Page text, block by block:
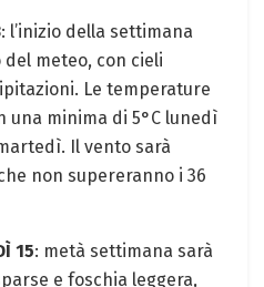
: l’inizio della settimana
meteo, con cieli
Le temperature
una minima di 5°C lunedì
Il vento sarà
non supereranno i 36
15: metà settimana sarà
e foschia leggera,